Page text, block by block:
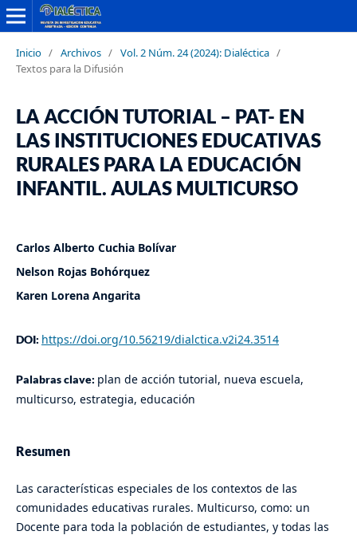
Inicio / Archivos / Vol. 2 Núm. 24 (2024): Dialéctica /
Textos para la Difusión
LA ACCIÓN TUTORIAL – PAT- EN
LAS INSTITUCIONES EDUCATIVAS
RURALES PARA LA EDUCACIÓN
INFANTIL. AULAS MULTICURSO
Carlos Alberto Cuchia Bolívar
Nelson Rojas Bohórquez
Karen Lorena Angarita
DOI: https://doi.org/10.56219/dialctica.v2i24.3514
Palabras clave: plan de acción tutorial, nueva escuela,
multicurso, estrategia, educación
Resumen
Las características especiales de los contextos de las
comunidades educativas rurales. Multicurso, como: un
Docente para toda la población de estudiantes, y todas las